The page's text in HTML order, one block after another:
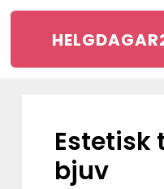
estetisk tandvård
bjuv